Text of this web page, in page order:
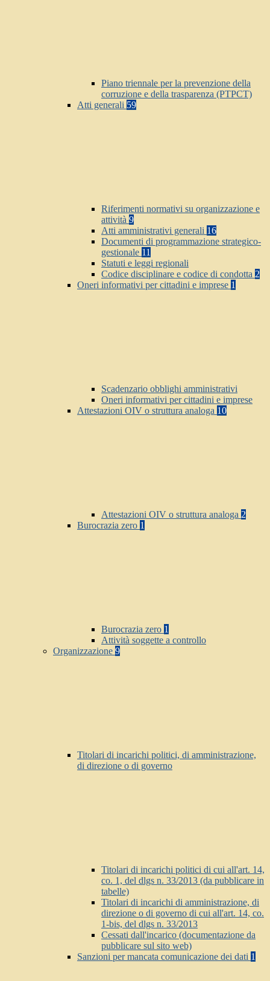
Piano triennale per la prevenzione della
corruzione e della trasparenza (PTPCT)
Atti generali 59
Riferimenti normativi su organizzazione e
attività 9
Atti amministrativi generali 16
Documenti di programmazione strategico-
gestionale 11
Statuti e leggi regionali
Codice disciplinare e codice di condotta 2
Oneri informativi per cittadini e imprese 1
Scadenzario obblighi amministrativi
Oneri informativi per cittadini e imprese
Attestazioni OIV o struttura analoga 10
Attestazioni OIV o struttura analoga 2
Burocrazia zero 1
Burocrazia zero 1
Attività soggette a controllo
Organizzazione 9
Titolari di incarichi politici, di amministrazione,
di direzione o di governo
Titolari di incarichi politici di cui all'art. 14,
co. 1, del dlgs n. 33/2013 (da pubblicare in
tabelle)
Titolari di incarichi di amministrazione, di
direzione o di governo di cui all'art. 14, co.
1-bis, del dlgs n. 33/2013
Cessati dall'incarico (documentazione da
pubblicare sul sito web)
Sanzioni per mancata comunicazione dei dati 1